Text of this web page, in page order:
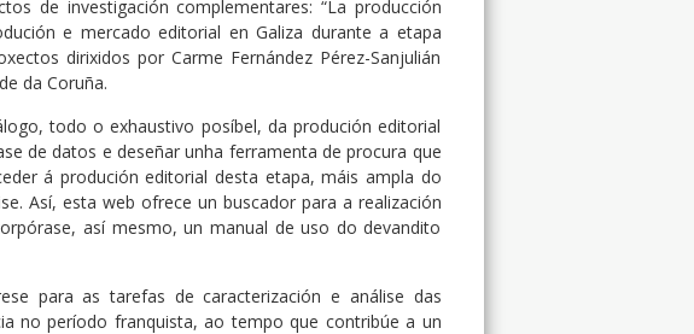
de investigación complementares: “La producción
e mercado editorial en Galiza durante a etapa
dirixidos por Carme Fernández Pérez-Sanjulián
da Coruña.
todo o exhaustivo posíbel, da produción editorial
de datos e deseñar unha ferramenta de procura que
á produción editorial desta etapa, máis ampla do
Así, esta web ofrece un buscador para a realización
así mesmo, un manual de uso do devandito
para as tarefas de caracterización e análise das
no período franquista, ao tempo que contribúe a un